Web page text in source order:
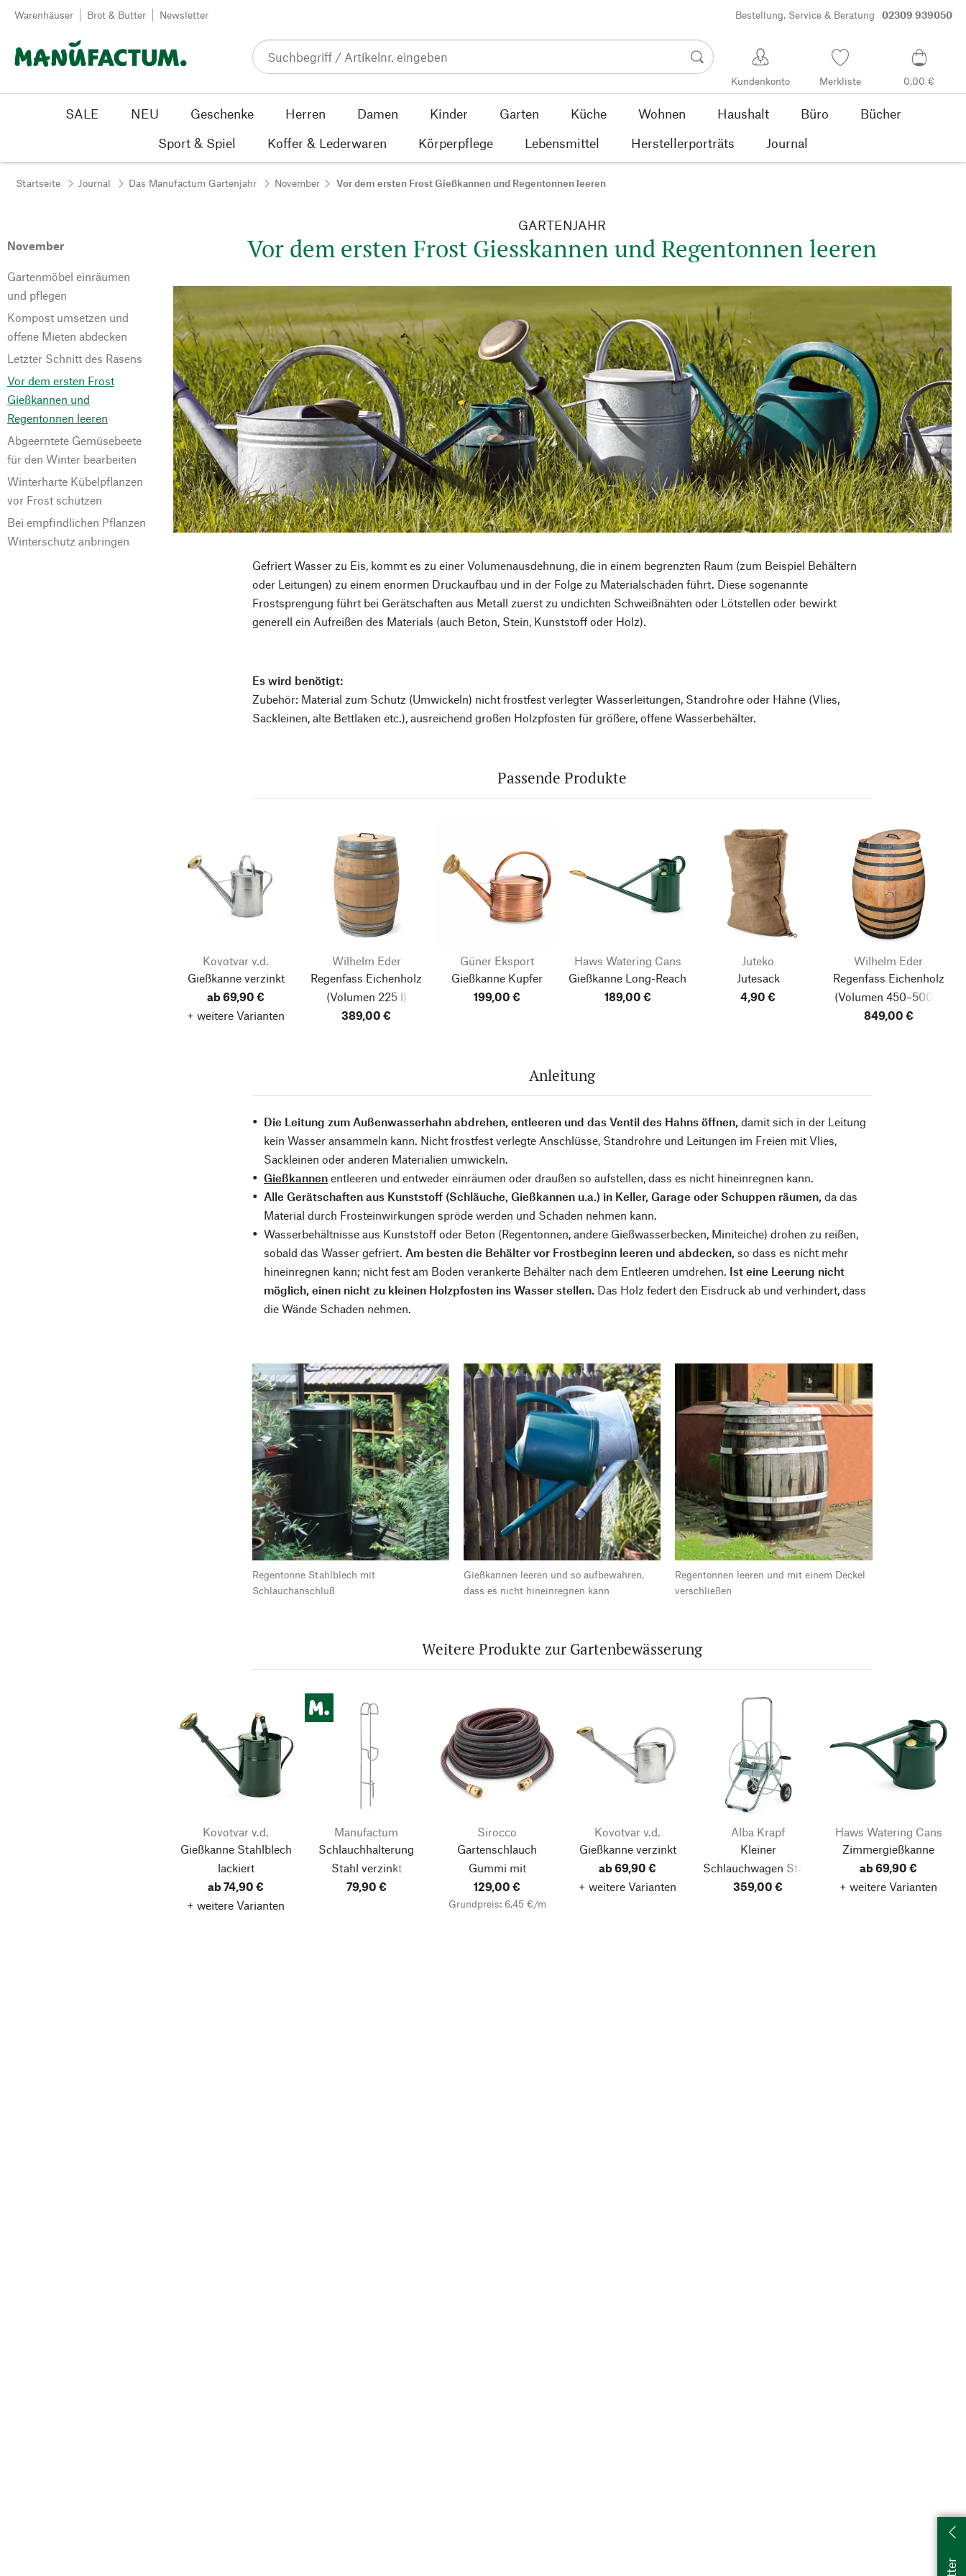
Zum Inhalt springen
Warenhäuser Brot & Butter Newsletter Bestellung, Service & Beratung 02309 939050
Kundenkonto Merkliste 0,00 €
SALE NEU Geschenke Herren Damen Kinder Garten Küche Wohnen Haushalt Büro
Bücher
Sport & Spiel
Koffer & Lederwaren Körperpflege Lebensmittel Herstellerporträts Journal
Startseite Journal Das Manufactum Gartenjahr November Vor dem ersten Frost Gießkannen und Regentonnen leeren
November
Gartenmöbel einräumen
und pflegen
Kompost umsetzen und
offene Mieten abdecken
Letzter Schnitt des Rasens
Vor dem ersten Frost
Gießkannen und
Regentonnen leeren
Abgeerntete Gemüsebeete
für den Winter bearbeiten
Winterharte Kübelpflanzen
vor Frost schützen
Bei empfindlichen Pflanzen
Winterschutz anbringen
GARTENJAHR
Vor dem ersten Frost Giesskannen und Regentonnen leeren
Gefriert Wasser zu Eis, kommt es zu einer Volumenausdehnung, die in einem begrenzten Raum (zum Beispiel Behältern
oder Leitungen) zu einem enormen Druckaufbau und in der Folge zu Materialschäden führt. Diese sogenannte
Frostsprengung führt bei Gerätschaften aus Metall zuerst zu undichten Schweißnähten oder Lötstellen oder bewirkt
generell ein Aufreißen des Materials (auch Beton, Stein, Kunststoff oder Holz).
Es wird benötigt:
Zubehör: Material zum Schutz (Umwickeln) nicht frostfest verlegter Wasserleitungen, Standrohre oder Hähne (Vlies,
Sackleinen, alte Bettlaken etc.), ausreichend großen Holzpfosten für größere, offene Wasserbehälter.
Passende Produkte
Kovotvar v.d.
Gießkanne verzinkt
ab 69,90 €
+ weitere Varianten
Wilhelm Eder
Regenfass Eichenholz
(Volumen 225 l)
389,00 €
Güner Eksport
Gießkanne Kupfer
199,00 €
Haws Watering Cans
Gießkanne Long-Reach
189,00 €
Juteko
Jutesack
4,90 €
Wilhelm Eder
Regenfass Eichenholz
(Volumen 450–500 l)
849,00 €
Anleitung
Die Leitung zum Außenwasserhahn abdrehen, entleeren und das Ventil des Hahns öffnen,damit sich in der Leitung
kein Wasser ansammeln kann. Nicht frostfest verlegte Anschlüsse, Standrohre und Leitungen im Freien mit Vlies,
Sackleinen oder anderen Materialien umwickeln.
Gießkannenentleeren und entweder einräumen oder draußen so aufstellen, dass es nicht hineinregnen kann.
Alle Gerätschaften aus Kunststoff (Schläuche, Gießkannen u.a.) in Keller, Garage oder Schuppen räumen,da das
Material durch Frosteinwirkungen spröde werden und Schaden nehmen kann.
Wasserbehältnisse aus Kunststoff oder Beton (Regentonnen, andere Gießwasserbecken, Miniteiche) drohen zu reißen,
sobald das Wasser gefriert. Am besten die Behälter vor Frostbeginn leeren und abdecken,so dass es nicht mehr
hineinregnen kann; nicht fest am Boden verankerte Behälter nach dem Entleeren umdrehen. Ist eine Leerung nicht
möglich, einen nicht zu kleinen Holzpfosten ins Wasser stellen.Das Holz federt den Eisdruck ab und verhindert, dass
die Wände Schaden nehmen.
Regentonne Stahlblech mit
Schlauchanschluß
Gießkannen leeren und so aufbewahren,
dass es nicht hineinregnen kann
Regentonnen leeren und mit einem Deckel
verschließen
Weitere Produkte zur Gartenbewässerung
Kovotvar v.d.
Gießkanne Stahlblech
lackiert
ab 74,90 €
+ weitere Varianten
Manufactum
Schlauchhalterung
Stahl verzinkt
79,90 €
Sirocco
Gartenschlauch
Gummi mit
Kupplungen
129,00 €
Grundpreis: 6,45 €/m
Kovotvar v.d.
Gießkanne verzinkt
ab 69,90 €
+ weitere Varianten
Alba Krapf
Kleiner
Schlauchwagen Stahl
359,00 €
Haws Watering Cans
Zimmergießkanne
ab 69,90 €
+ weitere Varianten